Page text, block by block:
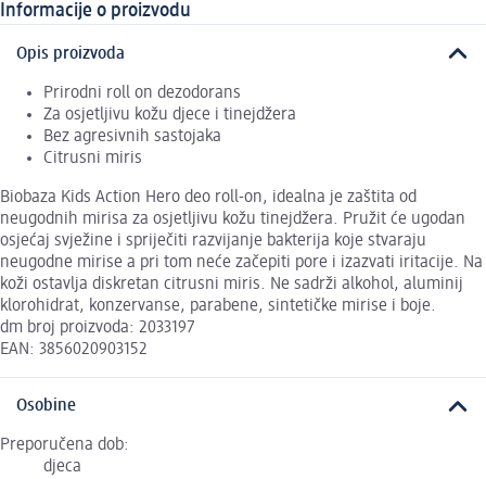
Informacije o proizvodu
Opis proizvoda
Prirodni roll on dezodorans
Za osjetljivu kožu djece i tinejdžera
Bez agresivnih sastojaka
Citrusni miris
Biobaza Kids Action Hero deo roll-on, idealna je zaštita od
neugodnih mirisa za osjetljivu kožu tinejdžera. Pružit će ugodan
osjećaj svježine i spriječiti razvijanje bakterija koje stvaraju
neugodne mirise a pri tom neće začepiti pore i izazvati iritacije. Na
koži ostavlja diskretan citrusni miris. Ne sadrži alkohol, aluminij
klorohidrat, konzervanse, parabene, sintetičke mirise i boje.
dm broj proizvoda: 2033197
EAN: 3856020903152
Osobine
Preporučena dob:
djeca